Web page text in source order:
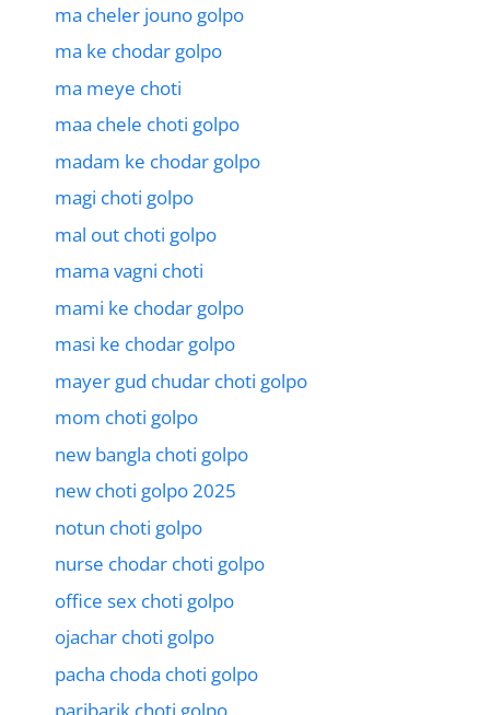
ma cheler jouno golpo
ma ke chodar golpo
ma meye choti
maa chele choti golpo
madam ke chodar golpo
magi choti golpo
mal out choti golpo
mama vagni choti
mami ke chodar golpo
masi ke chodar golpo
mayer gud chudar choti golpo
mom choti golpo
new bangla choti golpo
new choti golpo 2025
notun choti golpo
nurse chodar choti golpo
office sex choti golpo
ojachar choti golpo
pacha choda choti golpo